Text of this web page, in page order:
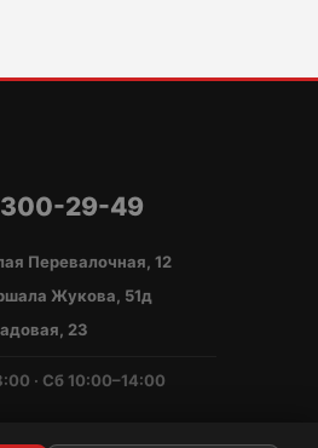
29-49
Перевалочная, 12
Жукова, 51д
23
· Сб 10:00–14:00